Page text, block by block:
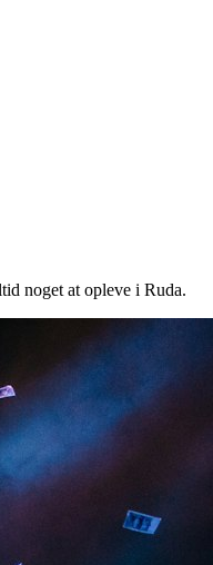
noget at opleve i Ruda.